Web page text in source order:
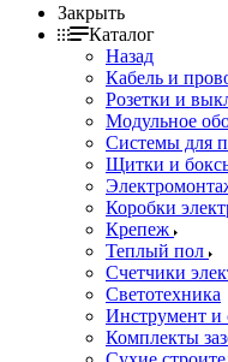
Закрыть
Каталог
Назад
Кабель и
Розетки и
Модульное
Системы для
Щитки и
Коробки
Крепеж
Теплый пол
Счетчики
Светотехника
Инструмент и
Комплекты